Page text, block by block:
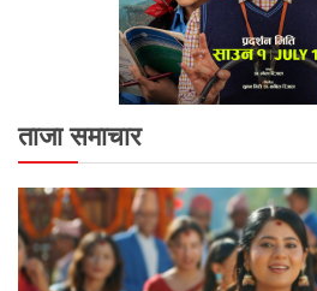
ताजा समाचार